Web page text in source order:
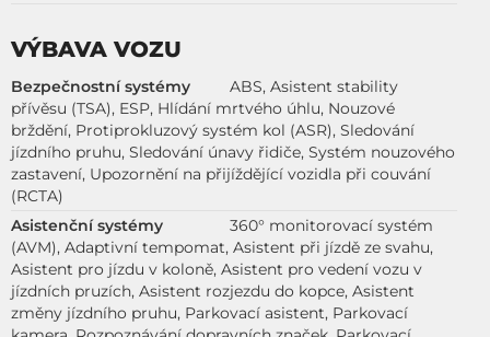
VÝBAVA VOZU
Bezpečnostní systémy
ABS, Asistent stability
přívěsu (TSA), ESP, Hlídání mrtvého úhlu, Nouzové
brždění, Protiprokluzový systém kol (ASR), Sledování
jízdního pruhu, Sledování únavy řidiče, Systém nouzového
zastavení, Upozornění na přijíždějící vozidla při couvání
(RCTA)
Asistenční systémy
360° monitorovací systém
(AVM), Adaptivní tempomat, Asistent při jízdě ze svahu,
Asistent pro jízdu v koloně, Asistent pro vedení vozu v
jízdních pruzích, Asistent rozjezdu do kopce, Asistent
změny jízdního pruhu, Parkovací asistent, Parkovací